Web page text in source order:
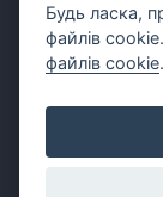
MCP для AI-
Будь ласка,
файлів
файлів cookie.